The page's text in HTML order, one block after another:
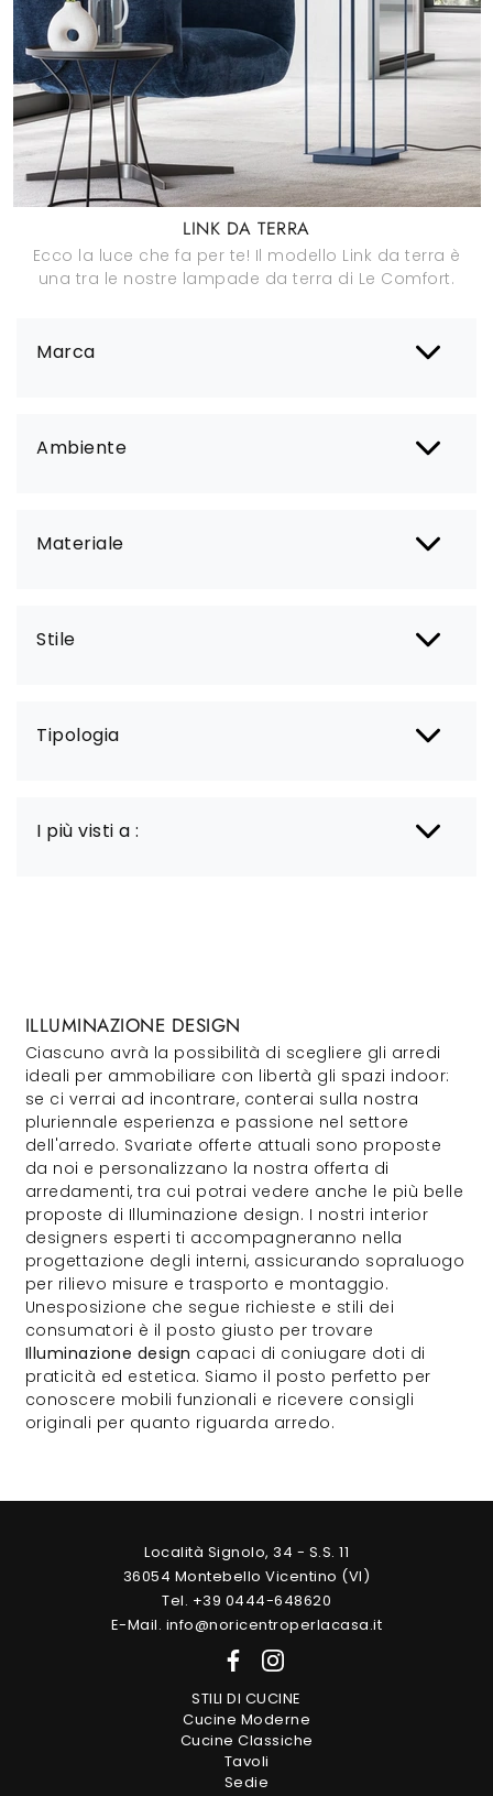
Marca
Ambiente
Materiale
Stile
Tipologia
I più visti a :
LINK DA TERRA
Ecco la luce che fa per te! Il modello Link da terra è
una tra le nostre lampade da terra di Le Comfort.
ILLUMINAZIONE DESIGN
Ciascuno avrà la possibilità di scegliere gli arredi
ideali per ammobiliare con libertà gli spazi indoor:
se ci verrai ad incontrare, conterai sulla nostra
pluriennale esperienza e passione nel settore
dell'arredo. Svariate offerte attuali sono proposte
da noi e personalizzano la nostra offerta di
arredamenti, tra cui potrai vedere anche le più belle
proposte di Illuminazione design. I nostri interior
designers esperti ti accompagneranno nella
progettazione degli interni, assicurando sopraluogo
per rilievo misure e trasporto e montaggio.
Unesposizione che segue richieste e stili dei
consumatori è il posto giusto per trovare
Illuminazione design capaci di coniugare doti di
praticità ed estetica. Siamo il posto perfetto per
conoscere mobili funzionali e ricevere consigli
originali per quanto riguarda arredo.
Località Signolo, 34 - S.S. 11
36054 Montebello Vicentino (VI)
Tel. +39 0444-648620
E-Mail. info@noricentroperlacasa.it
STILI DI CUCINE
Cucine Moderne
Cucine Classiche
Tavoli
Sedie